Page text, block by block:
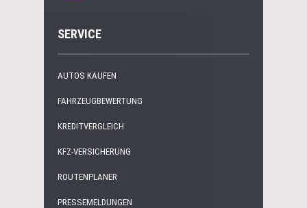
SERVICE
AUTOS KAUFEN
FAHRZEUGBEWERTUNG
KREDITVERGLEICH
KFZ-VERSICHERUNG
ROUTENPLANER
PRESSEMELDUNGEN